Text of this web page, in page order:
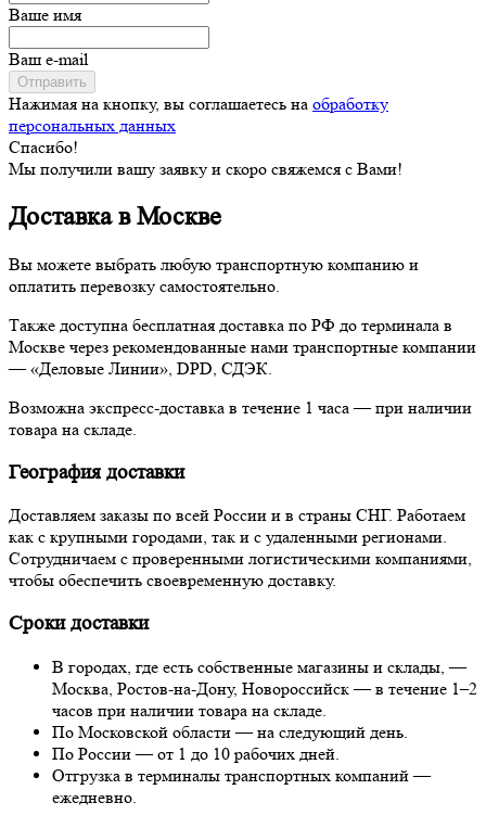
Ваше имя
Ваш e-mail
Отправить
Нажимая на кнопку, вы соглашаетесь на обработку
персональных данных
Спасибо!
Мы получили вашу заявку и скоро свяжемся с Вами!
Доставка в Москве
Вы можете выбрать любую транспортную компанию и
оплатить перевозку самостоятельно.
Также доступна бесплатная доставка по РФ до терминала в
Москве через рекомендованные нами транспортные компании
— «Деловые Линии», DPD, СДЭК.
Возможна экспресс-доставка в течение 1 часа — при наличии
товара на складе.
География доставки
Доставляем заказы по всей России и в страны СНГ. Работаем
как с крупными городами, так и с удаленными регионами.
Сотрудничаем с проверенными логистическими компаниями,
чтобы обеспечить своевременную доставку.
Сроки доставки
В городах, где есть собственные магазины и склады, —
Москва, Ростов-на-Дону, Новороссийск — в течение 1–2
часов при наличии товара на складе.
По Московской области — на следующий день.
По России — от 1 до 10 рабочих дней.
Отгрузка в терминалы транспортных компаний —
ежедневно.